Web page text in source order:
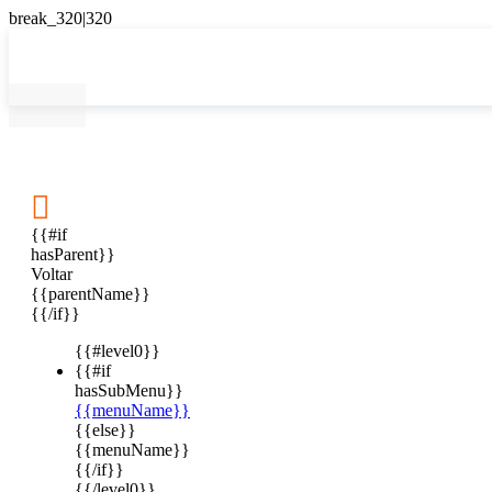

{{#if
hasParent}}
Voltar
{{parentName}}
{{/if}}
{{#level0}}
{{#if
hasSubMenu}}
{{menuName}}
{{else}}
{{menuName}}
{{/if}}